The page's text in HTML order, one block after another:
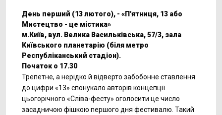
День перший (13 лютого), - «П'ятниця, 13 або
Мистецтво - це містика»
м.Київ, вул. Велика Васильківська, 57/3, зала
Київського планетарію (біля метро
Республіканський стадіон).
Початок о 17.30
Трепетне, а нерідко й відверто забобонне ставлення
до цифри «13» спонукало авторів концепції
цьогорічного «Сліва-фесту» оголосити це число
засадничою фішкою першого дня фестивалю. Такий